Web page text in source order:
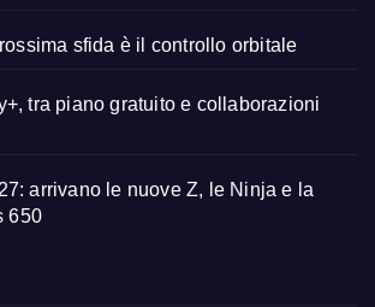
sfida è il controllo orbitale
tra piano gratuito e collaborazioni
arrivano le nuove Z, le Ninja e la
650